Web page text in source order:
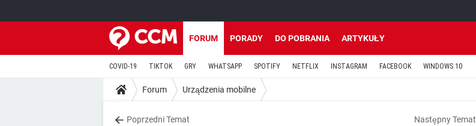
FORUM PORADY DO POBRANIA ARTYKUŁY
COVID-19 TIKTOK GRY WHATSAPP SPOTIFY NETFLIX INSTAGRAM FACEBOOK WINDOWS 10
Forum Urządzenia mobilne
Poprzedni Temat Następny Temat